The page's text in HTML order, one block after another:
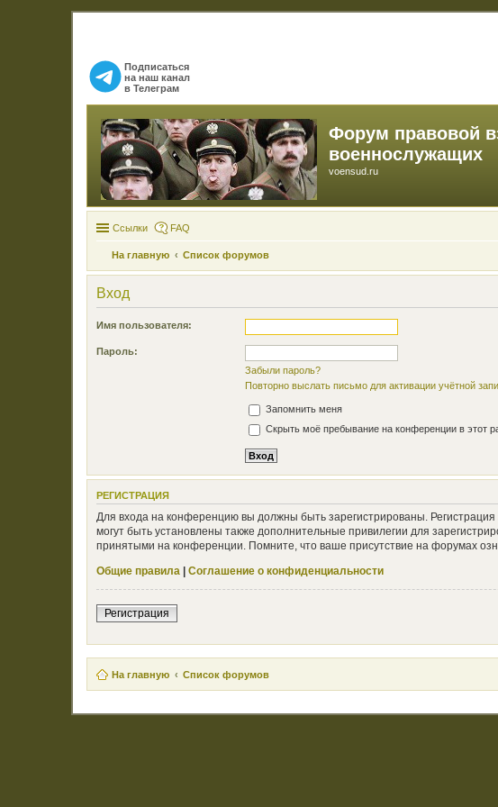
Подписаться
на наш канал
в Телеграм
Форум правовой
военнослужащих
voensud.ru
Ссылки FAQ
На главную Список форумов
Вход
Имя пользователя:
Пароль:
Забыли пароль?
Повторно выслать письмо для активации учётной
Запомнить меня
Скрыть моё пребывание на конференции в этот
РЕГИСТРАЦИЯ
Для входа на конференцию вы должны быть зарегистрированы.
могут быть установлены также дополнительные привилегии для
принятыми на конференции. Помните, что ваше присутствие на форумах
Общие правила | Соглашение о конфиденциальности
Регистрация
На главную Список форумов